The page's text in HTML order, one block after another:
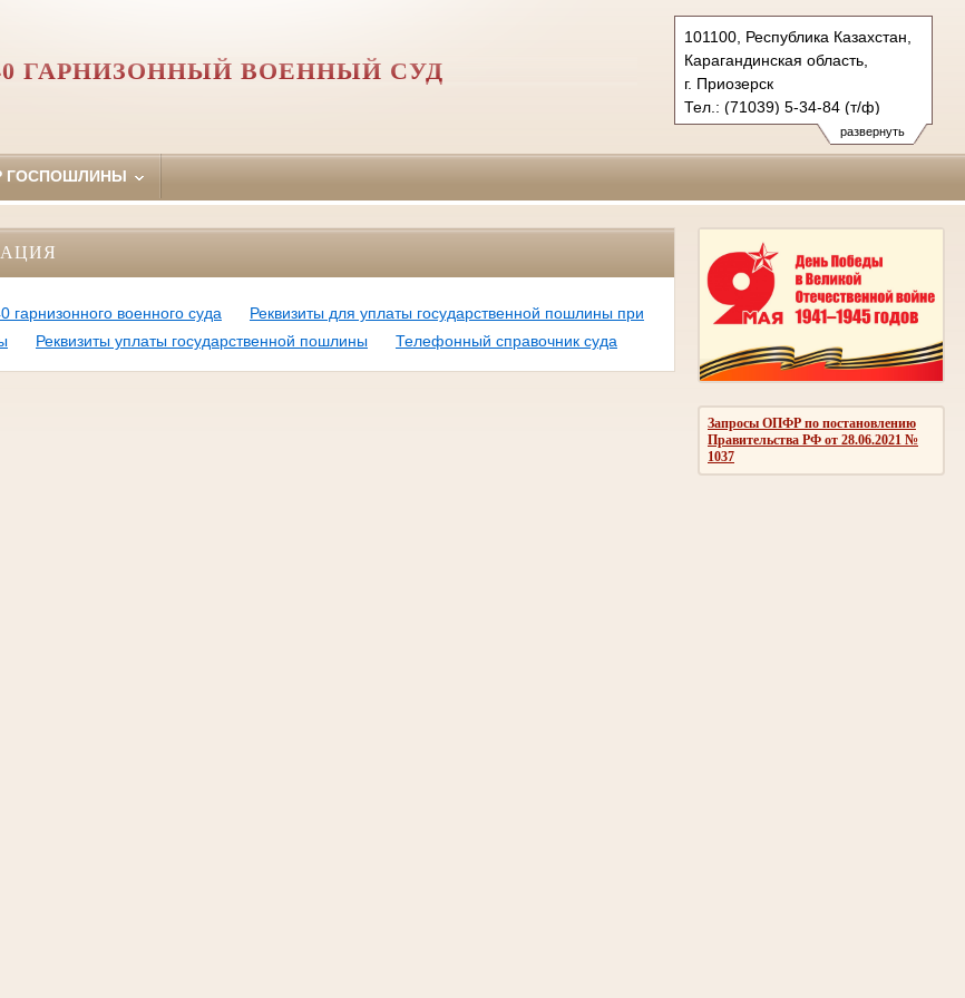
развернуть
101100, Республика Казахстан,
Карагандинская область,
г. Приозерск
Тел.: (71039) 5-34-84 (т/ф)
40gvs.kaz@sudrf.ru
ГАРНИЗОННЫЙ ВОЕННЫЙ СУД
ГОСПОШЛИНЫ
Запросы ОПФР по постановлению
Правительства РФ от 28.06.2021 №
1037
гарнизонного военного суда
Реквизиты для уплаты государственной пошлины при
Реквизиты уплаты государственной пошлины Телефонный справочник суда